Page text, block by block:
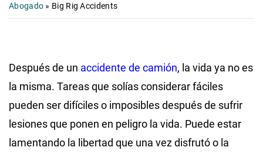
Abogado » Big Rig Accidents
Después de un accidente de camión, la vida ya no es
la misma. Tareas que solías considerar fáciles
pueden ser difíciles o imposibles después de sufrir
lesiones que ponen en peligro la vida. Puede estar
lamentando la libertad que una vez disfrutó o la